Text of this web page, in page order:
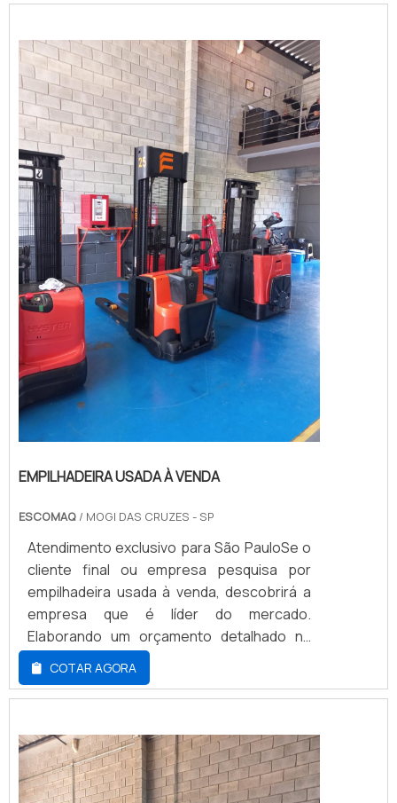
DO SERVIÇOA utilização de fontes de
Liquefeito de Petróleo); Alta capacidade
para elevação de cargas pesadas;Baixo
custo de manutenção e excelente níve...
EMPILHADEIRA USADA À VENDA
ESCOMAQ / MOGI DAS CRUZES - SP
Atendimento exclusivo para São PauloSe o
cliente final ou empresa pesquisa por
empilhadeira usada à venda, descobrirá a
empresa que é líder do mercado.
Elaborando um orçamento detalhado na
empresa mais qualificada do mercado e
encontrando a melhor referência em
qualidade. Quando a busca é por
Escomaq atingirá excelente custo-
benefício com redução de custos e
despesas de manutenção.DETALHES
COTAR AGORA